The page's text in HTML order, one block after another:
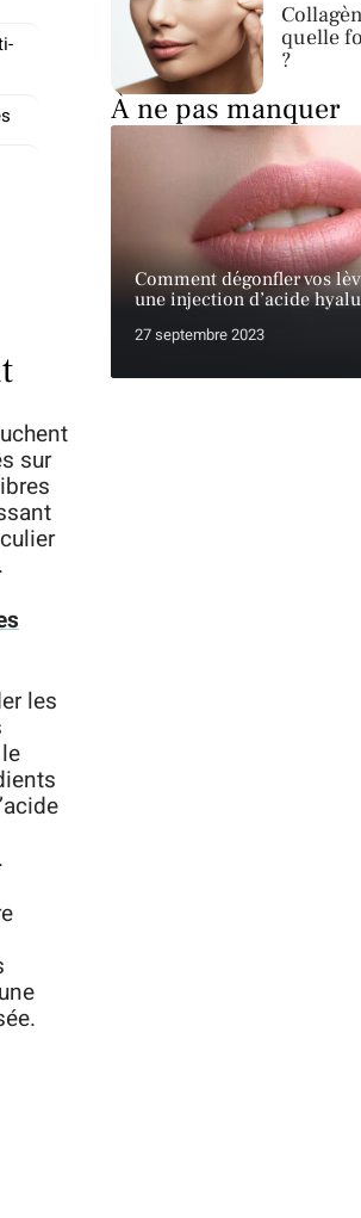
sur
les
quelle
?
À ne pas manquer
Comment dégonfler vos
une injection d’acide
27 septembre 2023